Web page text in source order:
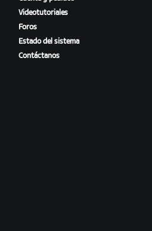
Videotutoriales
Foros
Estado del sistema
Contáctanos